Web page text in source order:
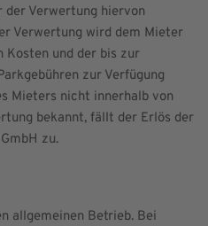
der Verwertung hiervon
Verwertung wird dem Mieter
Kosten und der bis zur
zur Verfügung
Mieters nicht innerhalb von
bekannt, fällt der Erlös der
zu.
allgemeinen Betrieb. Bei